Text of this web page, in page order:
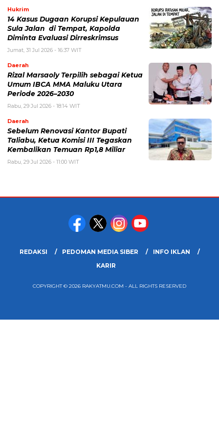
Hukrim
14 Kasus Dugaan Korupsi Kepulauan
Sula Jalan di Tempat, Kapolda
Diminta Evaluasi Dirreskrimsus
Jumat, 31 Jul 2026 - 16:37 WIT
Daerah
Rizal Marsaoly Terpilih sebagai Ketua
Umum IBCA MMA Maluku Utara
Periode 2026–2030
Rabu, 29 Jul 2026 - 18:14 WIT
Daerah
Sebelum Renovasi Kantor Bupati
Taliabu, Ketua Komisi III Tegaskan
Kembalikan Temuan Rp1,8 Miliar
Rabu, 29 Jul 2026 - 11:00 WIT
REDAKSI PEDOMAN MEDIA SIBER
INFO IKLAN
KARIR
COPYRIGHT © 2026 RAKYATMU.COM - ALL RIGHTS RESERVED